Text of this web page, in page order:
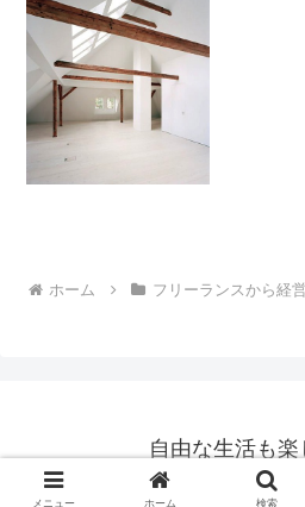
ホーム フリーランスから経
自由な生活も楽
© 2013 自由な生活も
メニュー ホーム 検索